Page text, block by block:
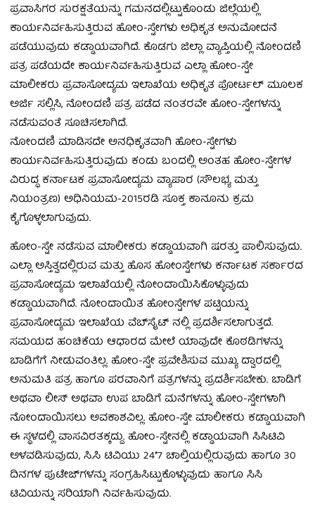
ಪ್ರವಾಸಿಗರ ಸುರಕ್ಷತೆಯನ್ನು ಗಮನದಲ್ಲಿಟ್ಟುಕೊಂಡು ಜಿಲ್ಲೆಯಲ್ಲಿ
ಕಾರ್ಯನಿರ್ವಹಿಸುತ್ತಿರುವ ಹೋಂ-ಸ್ಟೇಗಳು ಅಧಿಕೃತ ಅನುಮೋದನೆ
ಪಡೆಯುವುದು ಕಡ್ಡಾಯವಾಗಿದೆ. ಕೊಡಗು ಜಿಲ್ಲಾ ವ್ಯಾಪ್ತಿಯಲ್ಲಿ ನೋಂದಣಿ
ಪತ್ರ ಪಡೆಯದೇ ಕಾರ್ಯನಿರ್ವಹಿಸುತ್ತಿರುವ ಎಲ್ಲಾ ಹೋಂ-ಸ್ಟೇ
ಮಾಲೀಕರು ಪ್ರವಾಸೋದ್ಯಮ ಇಲಾಖೆಯ ಅಧಿಕೃತ ಪೋರ್ಟಲ್ ಮೂಲಕ
ಅರ್ಜಿ ಸಲ್ಲಿಸಿ, ನೋಂದಣಿ ಪತ್ರ ಪಡೆದ ನಂತರವೇ ಹೋಂ-ಸ್ಟೇಗಳನ್ನು
ನಡೆಸುವಂತೆ ಸೂಚಿಸಲಾಗಿದೆ.
ನೋಂದಣಿ ಮಾಡಿಸದೇ ಅನಧಿಕೃತವಾಗಿ ಹೋಂ-ಸ್ಟೇಗಳು
ಕಾರ್ಯನಿರ್ವಹಿಸುತ್ತಿರುವುದು ಕಂಡು ಬಂದಲ್ಲಿ ಅಂತಹ ಹೋಂ-ಸ್ಟೇಗಳ
ವಿರುದ್ಧ ಕರ್ನಾಟಕ ಪ್ರವಾಸೋದ್ಯಮ ವ್ಯಾಪಾರ (ಸೌಲಭ್ಯ ಮತ್ತು
ನಿಯಂತ್ರಣ) ಅಧಿನಿಯಮ-2015ರಡಿ ಸೂಕ್ತ ಕಾನೂನು ಕ್ರಮ
ಕೈಗೊಳ್ಳಲಾಗುವುದು.
ಹೋಂ-ಸ್ಟೇ ನಡೆಸುವ ಮಾಲೀಕರು ಕಡ್ಡಾಯವಾಗಿ ಷರತ್ತು ಪಾಲಿಸುವುದು.
ಎಲ್ಲಾ ಅಸ್ತಿತ್ವದಲ್ಲಿರುವ ಮತ್ತು ಹೊಸ ಹೋಂಸ್ಟೇಗಳು ಕರ್ನಾಟಕ ಸರ್ಕಾರದ
ಪ್ರವಾಸೋದ್ಯಮ ಇಲಾಖೆಯಲ್ಲಿ ನೋಂದಾಯಿಸಿಕೊಳ್ಳುವುದು
ಕಡ್ಡಾಯವಾಗಿದೆ. ನೋಂದಾಯಿತ ಹೋಂಸ್ಟೇಗಳ ಪಟ್ಟಿಯನ್ನು
ಪ್ರವಾಸೋದ್ಯಮ ಇಲಾಖೆಯ ವೆಬ್‍ಸೈಟ್ ನಲ್ಲಿ ಪ್ರದರ್ಶಿಸಲಾಗುತ್ತದೆ.
ಸಮಯದ ಹಂಚಿಕೆಯ ಆಧಾರದ ಮೇಲೆ ಯಾವುದೇ ಕೊಠಡಿಗಳನ್ನು
ಬಾಡಿಗೆಗೆ ನೀಡುವಂತಿಲ್ಲ. ಹೋಂ-ಸ್ಟೇ ಪ್ರವೇಶಿಸುವ ಮುಖ್ಯ ದ್ವಾರದಲ್ಲಿ
ಅನುಮತಿ ಪತ್ರ ಹಾಗೂ ಪರವಾನಿಗೆ ಪತ್ರಗಳನ್ನು ಪ್ರದರ್ಶಿಸಬೇಕು. ಬಾಡಿಗೆ
ಅಥವಾ ಲೀಸ್ ಅಥವಾ ಉಪ ಬಾಡಿಗೆ ಮನೆಗಳನ್ನು ಹೋಂ-ಸ್ಟೇಗಳಾಗಿ
ನೋಂದಾಯಿಸಲು ಅವಕಾಶವಿಲ್ಲ. ಹೋಂ-ಸ್ಟೇ ಮಾಲೀಕರು ಕಡ್ಡಾಯವಾಗಿ
ಈ ಸ್ಥಳದಲ್ಲಿ ವಾಸವಿರತಕ್ಕದ್ದು. ಹೋಂ-ಸ್ಟೇನಲ್ಲಿ ಕಡ್ಡಾಯವಾಗಿ ಸಿಸಿಟಿವಿ
ಅಳವಡಿಸುವುದು, ಸಿ.ಸಿ ಟಿವಿಯು 24*7 ಚಾಲ್ತಿಯಲ್ಲಿರುವುದು ಹಾಗೂ 30
ದಿನಗಳ ಪುಟೇಜ್‍ಗಳನ್ನು ಸಂಗ್ರಹಿಸಿಟ್ಟುಕೊಳ್ಳುವುದು ಹಾಗೂ ಸಿಸಿ
ಟಿವಿಯನ್ನು ಸರಿಯಾಗಿ ನಿರ್ವಹಿಸುವುದು.